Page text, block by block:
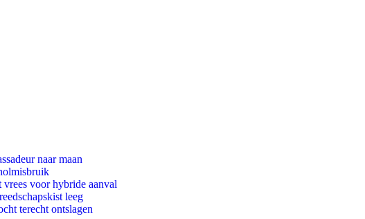
naar maan
voor hybride aanval
leeg
terecht ontslagen